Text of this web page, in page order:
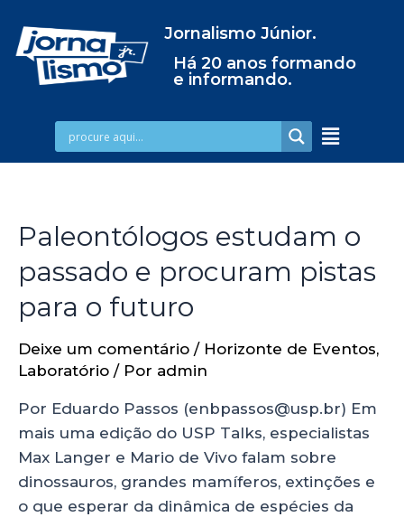
Jornalismo Júnior.
Há 20 anos formando
e informando.
Paleontólogos estudam o
passado e procuram pistas
para o futuro
Deixe um comentário / Horizonte de Eventos,
Laboratório / Por admin
Por Eduardo Passos (enbpassos@usp.br) Em
mais uma edição do USP Talks, especialistas
Max Langer e Mario de Vivo falam sobre
dinossauros, grandes mamíferos, extinções e
o que esperar da dinâmica de espécies da